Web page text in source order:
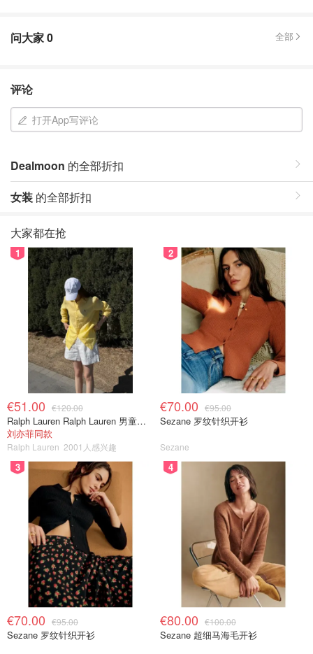
问大家0 全部
评论
打开App写评论
Dealmoon 的全部折扣
女装 的全部折扣
大家都在抢
1
€51.00 €120.00
Ralph Lauren Ralph Lauren 男童亚麻衬衫
刘亦菲同款
Ralph Lauren 2001人感兴趣
2
€70.00 €95.00
Sezane 罗纹针织开衫
Sezane
3
€70.00 €95.00
Sezane 罗纹针织开衫
4
€80.00 €100.00
Sezane 超细马海毛开衫